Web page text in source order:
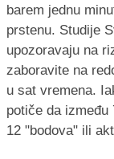
barem jednu
prstenu. Studije
upozoravaju na
zaboravite na
u sat vremena.
potiče da između
12 "bodova" ili